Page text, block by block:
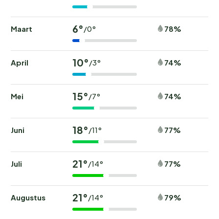
Maart 6°/0° 78%
April 10°/3° 74%
Mei 15°/7° 74%
Juni 18°/11° 77%
Juli 21°/14° 77%
Augustus 21°/14° 79%